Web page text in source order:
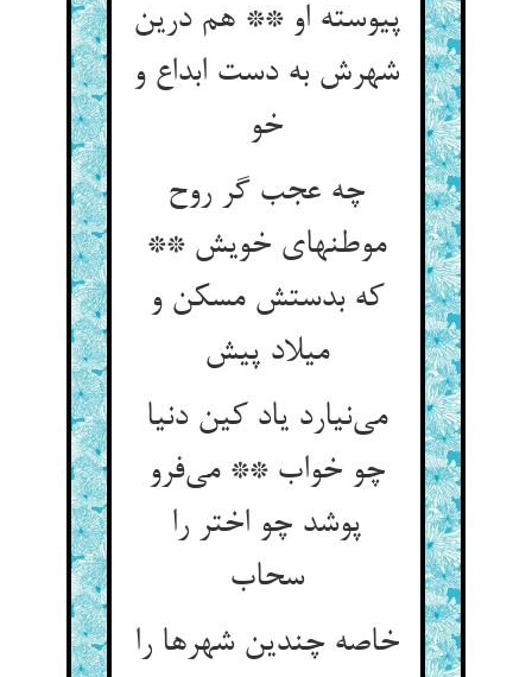
پیوسته او ** هم درین
شهرش به دست ابداع و
خو
چه عجب گر روح
موطنهای خویش **
که بدستش مسکن و
میلاد پیش
می‌نیارد یاد کین دنیا
چو خواب ** می‌فرو
پوشد چو اختر را
سحاب
خاصه چندین شهرها را